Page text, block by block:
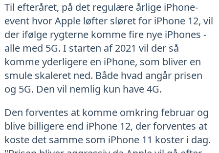
Til efteråret, på det regulære årlige iPhone-
event hvor Apple løfter sløret for iPhone 12, vil
der ifølge rygterne komme fire nye iPhones -
alle med 5G. I starten af 2021 vil der så
komme yderligere en iPhone, som bliver en
smule skaleret ned. Både hvad angår prisen
og 5G. Den vil nemlig kun have 4G.
Den forventes at komme omkring februar og
blive billigere end iPhone 12, der forventes at
koste det samme som iPhone 11 koster i dag.